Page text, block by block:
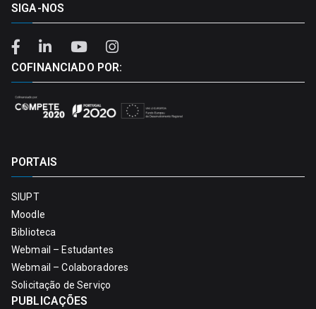
SIGA-NOS
COFINANCIADO POR:
PORTAIS
SIUPT
Moodle
Biblioteca
Webmail – Estudantes
Webmail – Colaboradores
Solicitação de Serviço
PUBLICAÇÕES